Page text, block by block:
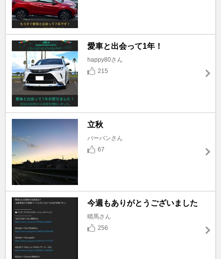
愛車と出会って1年！
happy80さん
215
立秋
バーバンさん
67
今週もありがとうございました
晴馬さん
256